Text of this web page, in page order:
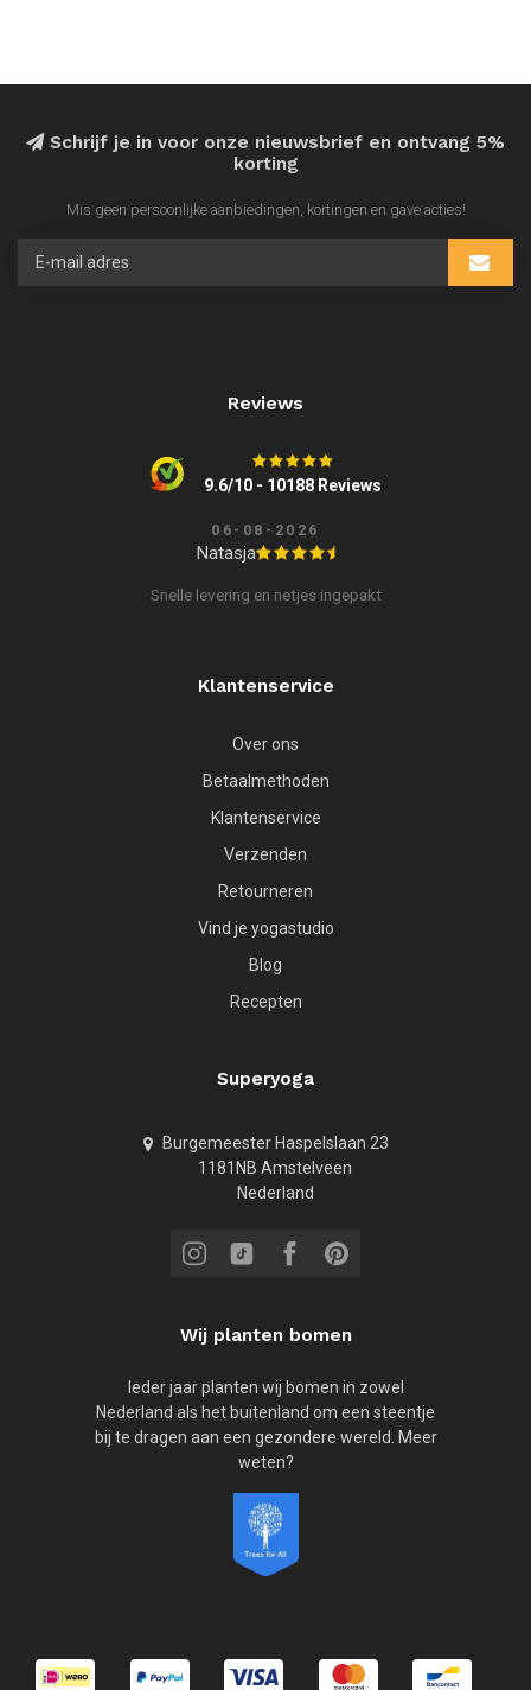
Schrijf je in voor onze nieuwsbrief en ontvang 5%
korting
Mis geen persoonlijke aanbiedingen, kortingen en gave acties!
Reviews
9.6/10 - 10188 Reviews
06-08-2026
Natasja
Snelle levering en netjes ingepakt
Klantenservice
Over ons
Betaalmethoden
Klantenservice
Verzenden
Retourneren
Vind je yogastudio
Blog
Recepten
Superyoga
Burgemeester Haspelslaan 23
1181NB Amstelveen
Nederland
Wij planten bomen
Ieder jaar planten wij bomen in zowel
Nederland als het buitenland om een steentje
bij te dragen aan een gezondere wereld. Meer
weten?